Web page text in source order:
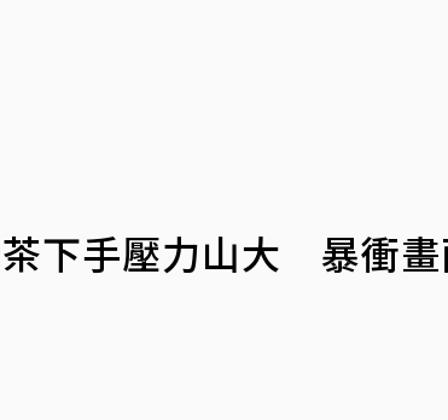
茶下手壓力山大 暴衝